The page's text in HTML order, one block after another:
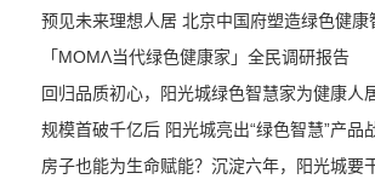
预见未来理想人居 北京中国府塑造绿色健康
「ΜΟΜΛ当代绿色健康家」全民调研报告
回归品质初心，阳光城绿色智慧家为健康人
规模首破千亿后 阳光城亮出“绿色智慧”产品
房子也能为生命赋能？沉淀六年，阳光城要